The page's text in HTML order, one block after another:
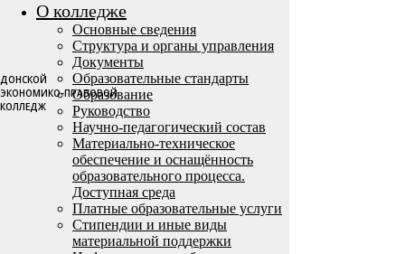
ДОНСКОЙ
ЭКОНОМИКО-ПРАВОВОЙ
КОЛЛЕДЖ
О колледже
Основные сведения
Структура и органы управления
Документы
Образовательные стандарты
Образование
Руководство
Научно-педагогический состав
Материально-техническое
обеспечение и оснащённость
образовательного процесса.
Доступная среда
Платные образовательные услуги
Стипендии и иные виды
материальной поддержки